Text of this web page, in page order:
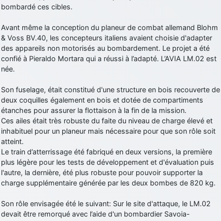
d9pouces : cette fois, c'est le Brésil et Singapour qui mettent le site
jericho: Ah ben je peux te confirmer que j'étais resté dans le filtre…
d9pouces: Désolé ! Mon filtrage a été un peu trop violent
manifestement
tout voir
bombardé ces cibles.
Avant même la conception du planeur de combat allemand Blohm
& Voss BV.40, les concepteurs italiens avaient choisie d'adapter
des appareils non motorisés au bombardement. Le projet a été
confié à Pieraldo Mortara qui a réussi à l’adapté. L’AVIA LM.02 est
née.
Son fuselage, était constitué d'une structure en bois recouverte de
deux coquilles également en bois et dotée de compartiments
étanches pour assurer la flottaison à la fin de la mission.
Ces ailes était très robuste du faite du niveau de charge élevé et
inhabituel pour un planeur mais nécessaire pour que son rôle soit
atteint.
Le train d’atterrissage été fabriqué en deux versions, la première
plus légère pour les tests de développement et d'évaluation puis
l'autre, la dernière, été plus robuste pour pouvoir supporter la
charge supplémentaire générée par les deux bombes de 820 kg.
Son rôle envisagée été le suivant: Sur le site d'attaque, le LM.02
devait être remorqué avec l’aide d'un bombardier Savoia-